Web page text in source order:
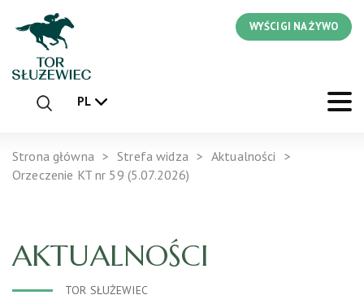
WYŚCIGI NA ŻYWO
PL
Strona główna Strefa widza
Aktualności
Orzeczenie KT nr 59 (5.07.2026)
AKTUALNOŚCI
TOR SŁUŻEWIEC